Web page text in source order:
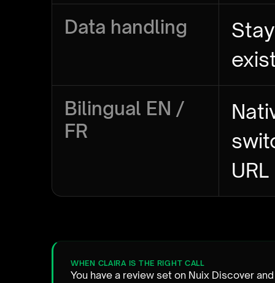
Data handling
Bilingual EN /
FR
URL
WHEN CLAIRA IS THE RIGHT CALL
You have a review set on Nuix Discover